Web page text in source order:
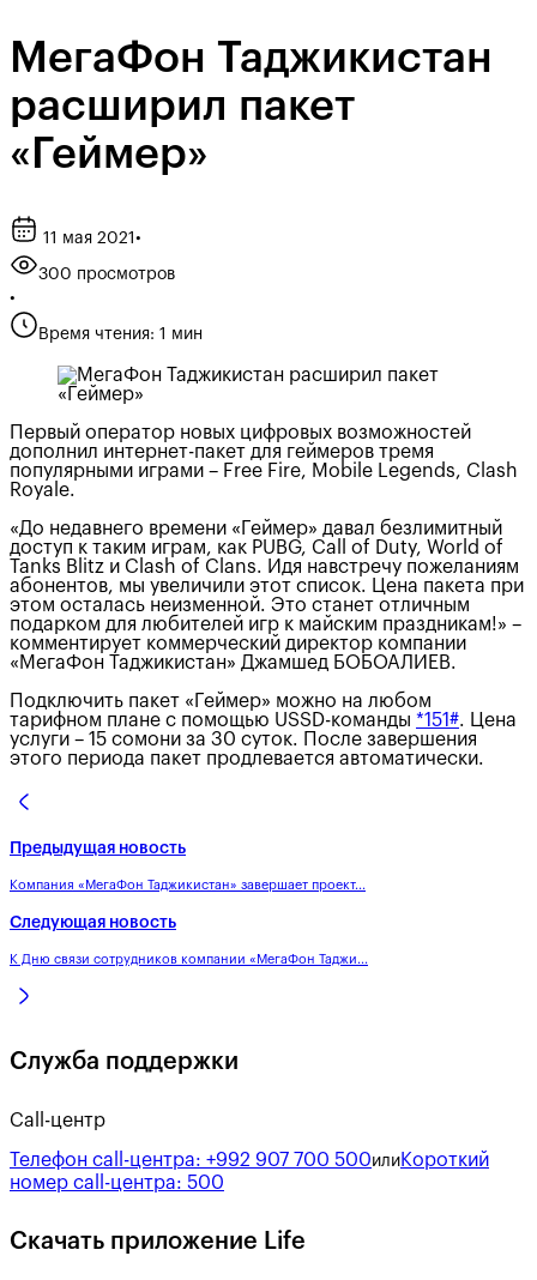
МегаФон Таджикистан
расширил пакет
«Геймер»
11 мая 2021 •
300 просмотров
•
Время чтения: 1 мин
Первый оператор новых цифровых возможностей
дополнил интернет-пакет для геймеров тремя
популярными играми – Free Fire, Mobile Legends, Clash
Royale.
«До недавнего времени «Геймер» давал безлимитный
доступ к таким играм, как PUBG, Call of Duty, World of
Tanks Blitz и Clash of Clans. Идя навстречу пожеланиям
абонентов, мы увеличили этот список. Цена пакета при
этом осталась неизменной. Это станет отличным
подарком для любителей игр к майским праздникам!» –
комментирует коммерческий директор компании
«МегаФон Таджикистан» Джамшед БОБОАЛИЕВ.
Подключить пакет «Геймер» можно на любом
тарифном плане с помощью USSD-команды *151#. Цена
услуги – 15 сомони за 30 суток. После завершения
этого периода пакет продлевается автоматически.
Предыдущая новость
Компания «МегаФон Таджикистан» завершает проект...
Следующая новость
К Дню связи сотрудников компании «МегаФон Таджи...
Служба поддержки
Call-центр
Телефон call-центра: +992 907 700 500или Короткий
номер call-центра: 500
Скачать приложение Life